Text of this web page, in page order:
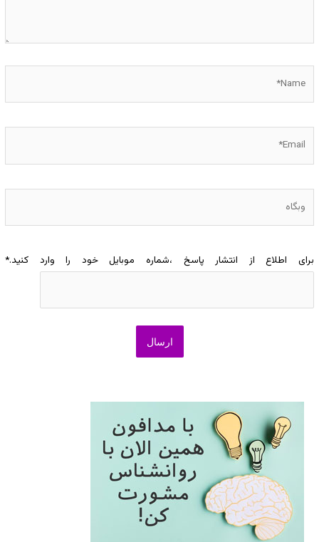
وبگاه
برای اطلاع از انتشار پاسخ ،شماره موبایل خود را وارد کنید.*